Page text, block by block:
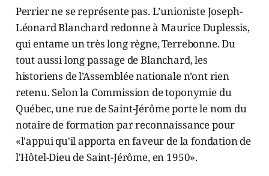
Perrier ne se représente pas. L’unioniste Joseph-
Léonard Blanchard redonne à Maurice Duplessis,
qui entame un très long règne, Terrebonne. Du
tout aussi long passage de Blanchard, les
historiens de l’Assemblée nationale n’ont rien
retenu. Selon la Commission de toponymie du
Québec, une rue de Saint-Jérôme porte le nom du
notaire de formation par reconnaissance pour
«l'appui qu'il apporta en faveur de la fondation de
l'Hôtel-Dieu de Saint-Jérôme, en 1950».